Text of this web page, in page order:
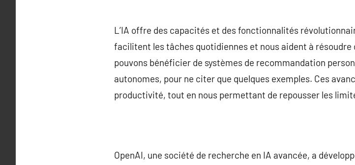
L’IA offre des capacités et des fonctionnalités
facilitent les tâches quotidiennes et nous aident à résoudre
pouvons bénéficier de systèmes de recommandation
autonomes, pour ne citer que quelques exemples. Ces
productivité, tout en nous permettant de repousser les
OpenAI, une société de recherche en IA avancée, a